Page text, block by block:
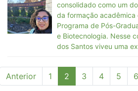
consolidado como um
da formação acadêmica
Programa de Pós-
e Biotecnologia. Nesse
dos Santos viveu uma
Anterior 1 2 (current)
3 4 5 6